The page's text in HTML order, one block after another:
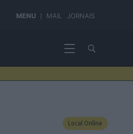
MENU MAIL JORNAIS
Local Online